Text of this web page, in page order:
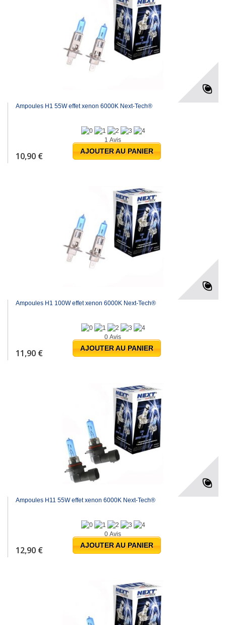
Ampoules H1 55W effet xenon 6000K Next-Tech®
1 Avis
10,90 € AJOUTER AU PANIER
Ampoules H1 100W effet xenon 6000K Next-Tech®
0 Avis
11,90 € AJOUTER AU PANIER
Ampoules H11 55W effet xenon 6000K Next-Tech®
0 Avis
12,90 € AJOUTER AU PANIER